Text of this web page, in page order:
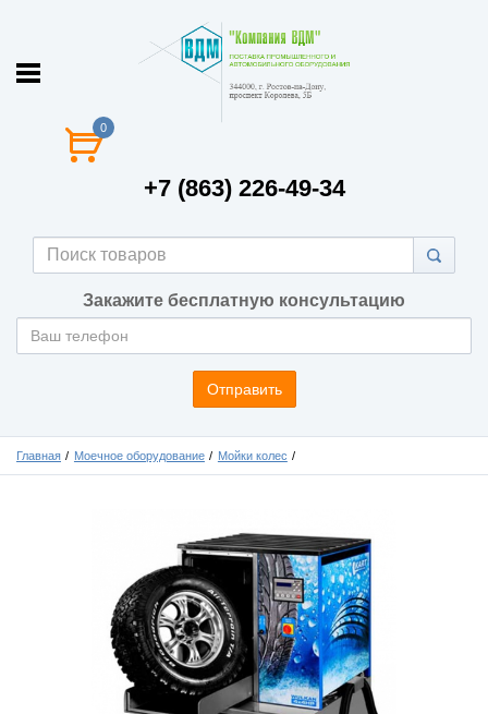
0
+7 (863) 226-49-34
Закажите бесплатную консультацию
Отправить
Главная Моечное оборудование Мойки колес